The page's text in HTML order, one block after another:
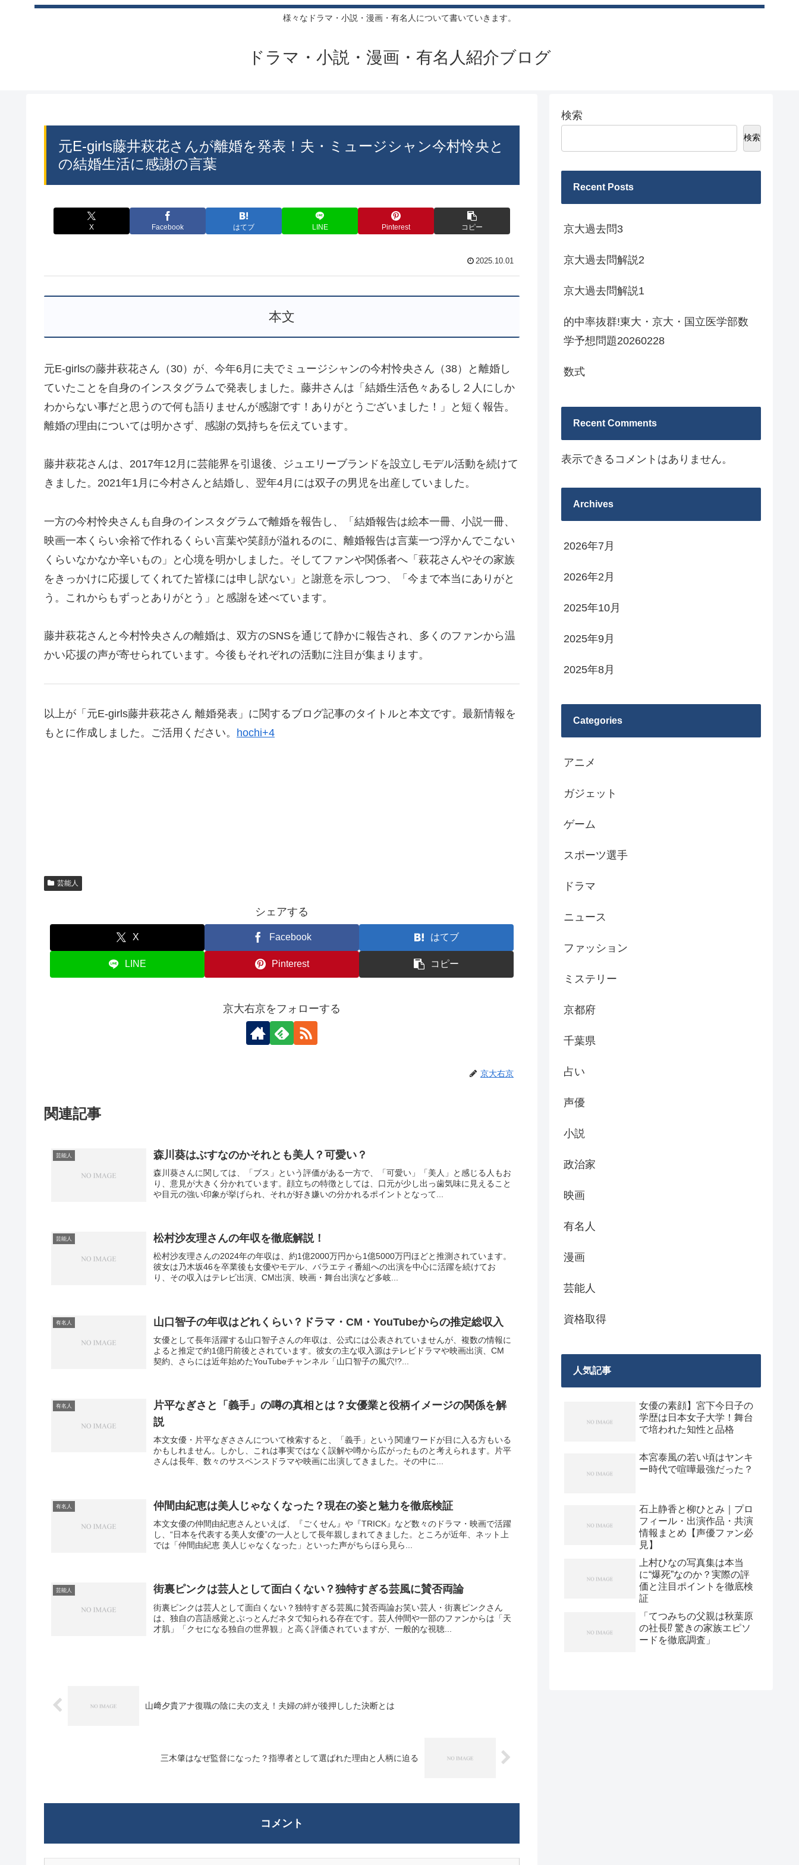
様々なドラマ・小説・漫画・有名人について書いていきます。
ドラマ・小説・漫画・有名人紹介ブログ
元E-girls藤井萩花さんが離婚を発表！夫・ミュージシャン今村怜央と
の結婚生活に感謝の言葉
X Facebook はてブ LINE Pinterest コピー
2025.10.01
本文
元E-girlsの藤井萩花さん（30）が、今年6月に夫でミュージシャンの今村怜央さん（38）と離婚し
ていたことを自身のインスタグラムで発表しました。藤井さんは「結婚生活色々あるし２人にしか
わからない事だと思うので何も語りませんが感謝です！ありがとうございました！」と短く報告。
離婚の理由については明かさず、感謝の気持ちを伝えています。
藤井萩花さんは、2017年12月に芸能界を引退後、ジュエリーブランドを設立しモデル活動を続けて
きました。2021年1月に今村さんと結婚し、翌年4月には双子の男児を出産していました。
一方の今村怜央さんも自身のインスタグラムで離婚を報告し、「結婚報告は絵本一冊、小説一冊、
映画一本くらい余裕で作れるくらい言葉や笑顔が溢れるのに、離婚報告は言葉一つ浮かんでこない
くらいなかなか辛いもの」と心境を明かしました。そしてファンや関係者へ「萩花さんやその家族
をきっかけに応援してくれてた皆様には申し訳ない」と謝意を示しつつ、「今まで本当にありがと
う。これからもずっとありがとう」と感謝を述べています。
藤井萩花さんと今村怜央さんの離婚は、双方のSNSを通じて静かに報告され、多くのファンから温
かい応援の声が寄せられています。今後もそれぞれの活動に注目が集まります。
以上が「元E-girls藤井萩花さん 離婚発表」に関するブログ記事のタイトルと本文です。最新情報を
もとに作成しました。ご活用ください。 hochi+4
芸能人
シェアする
X Facebook はてブ
LINE Pinterest コピー
京大右京をフォローする
京大右京
関連記事
芸能人 森川葵はぶすなのかそれとも美人？可愛い？
森川葵さんに関しては、「ブス」という評価がある一方で、「可愛い」「美人」と感じる人もお
り、意見が大きく分かれています。顔立ちの特徴としては、口元が少し出っ歯気味に見えること
や目元の強い印象が挙げられ、それが好き嫌いの分かれるポイントとなって...
芸能人 松村沙友理さんの年収を徹底解説！
松村沙友理さんの2024年の年収は、約1億2000万円から1億5000万円ほどと推測されています。
彼女は乃木坂46を卒業後も女優やモデル、バラエティ番組への出演を中心に活躍を続けてお
り、その収入はテレビ出演、CM出演、映画・舞台出演など多岐...
有名人 山口智子の年収はどれくらい？ドラマ・CM・YouTubeからの推定総収入
女優として長年活躍する山口智子さんの年収は、公式には公表されていませんが、複数の情報に
よると推定で約1億円前後とされています。彼女の主な収入源はテレビドラマや映画出演、CM
契約、さらには近年始めたYouTubeチャンネル「山口智子の風穴!?...
有名人
片平なぎさと「義手」の噂の真相とは？女優業と役柄イメージの関係を解
説
本文女優・片平なぎささんについて検索すると、「義手」という関連ワードが目に入る方もいる
かもしれません。しかし、これは事実ではなく誤解や噂から広がったものと考えられます。片平
さんは長年、数々のサスペンスドラマや映画に出演してきました。その中に...
有名人 仲間由紀恵は美人じゃなくなった？現在の姿と魅力を徹底検証
本文女優の仲間由紀恵さんといえば、『ごくせん』や『TRICK』など数々のドラマ・映画で活躍
し、“日本を代表する美人女優”の一人として長年親しまれてきました。ところが近年、ネット上
では「仲間由紀恵 美人じゃなくなった」といった声がちらほら見ら...
芸能人 街裏ピンクは芸人として面白くない？独特すぎる芸風に賛否両論
街裏ピンクは芸人として面白くない？独特すぎる芸風に賛否両論お笑い芸人・街裏ピンクさん
は、独自の言語感覚とぶっとんだネタで知られる存在です。芸人仲間や一部のファンからは「天
才肌」「クセになる独自の世界観」と高く評価されていますが、一般的な視聴...
山﨑夕貴アナ復職の陰に夫の支え！夫婦の絆が後押しした決断とは
三木肇はなぜ監督になった？指導者として選ばれた理由と人柄に迫る
コメント
検索
検索
Recent Posts
京大過去問3
京大過去問解説2
京大過去問解説1
的中率抜群!東大・京大・国立医学部数
学予想問題20260228
数式
Recent Comments
表示できるコメントはありません。
Archives
2026年7月
2026年2月
2025年10月
2025年9月
2025年8月
Categories
アニメ
ガジェット
ゲーム
スポーツ選手
ドラマ
ニュース
ファッション
ミステリー
京都府
千葉県
占い
声優
小説
政治家
映画
有名人
漫画
芸能人
資格取得
人気記事
女優の素顔】宮下今日子の
学歴は日本女子大学！舞台
で培われた知性と品格
本宮泰風の若い頃はヤンキ
ー時代で喧嘩最強だった？
石上静香と柳ひとみ｜プロ
フィール・出演作品・共演
情報まとめ【声優ファン必
見】
上村ひなの写真集は本当
に“爆死”なのか？実際の評
価と注目ポイントを徹底検
証
「てつみちの父親は秋葉原
の社長⁉ 驚きの家族エピソ
ードを徹底調査」